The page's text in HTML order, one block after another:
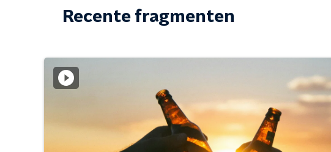
Recente fragmenten